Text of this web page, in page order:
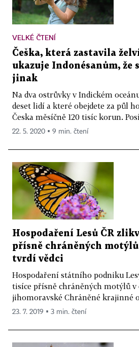
VELKÉ ČTENÍ
Češka, která zastavila
ukazuje Indonésanům, že
jinak
Na dva ostrůvky v Indickém
deset lidí a které obejdete za půl
Česka měsíčně 120 tisíc korun.
22. 5. 2020 ▪ 9 min. čtení
Hospodaření Lesů ČR
přísně chráněných motýlů
tvrdí vědci
Hospodaření státního podniku
tisíce přísně chráněných motýlů
jihomoravské Chráněné krajinné
23. 7. 2019 ▪ 3 min. čtení